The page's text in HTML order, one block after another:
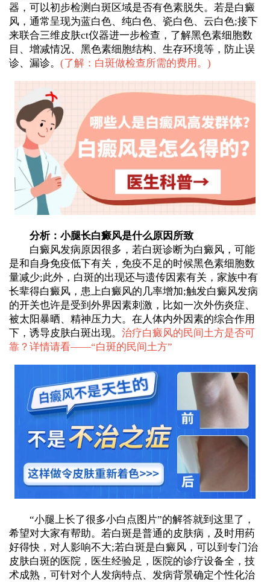
器，可以初步检测白斑区域是否有色素脱失。若是白癜
风，通常呈现为蓝白色、纯白色、瓷白色、云白色;接下
来联合三维皮肤ct仪器进一步检查，了解黑色素细胞数
目、增减情况、黑色素细胞结构、生存环境等，防止误
诊、漏诊。 (了解：白斑做检查所需的费用。 )
分析：小腿长白癜风是什么原因所致
白癜风发病原因很多，若白斑诊断为白癜风，可能
是和自身免疫低下有关，免疫不足的时候黑色素细胞数
量减少;此外，白斑的出现还与遗传因素有关，家族中有
长辈得白癜风，患上白癜风的几率增加;触发白癜风发病
的开关也许是受到外界因素刺激，比如一次外伤炎症、
被太阳暴晒、精神压力大。在人体内外因素的综合作用
下，诱导皮肤白斑出现。 治疗白癜风的民间土方是否可
靠？详情请看——“白斑的民间土方”
“小腿上长了很多小白点图片”的解答就到这里了，
希望对大家有帮助。若白斑是普通的皮肤病，及时用药
好得快，对人影响不大;若白斑是白癜风，可以到专门治
皮肤白斑的医院，医生经验足，医院的诊疗设备全，技
术成熟，可针对个人发病特点、发病背景确定个性化治